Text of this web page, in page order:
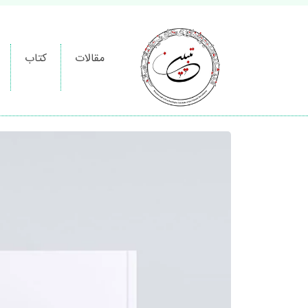
مقالات کتاب